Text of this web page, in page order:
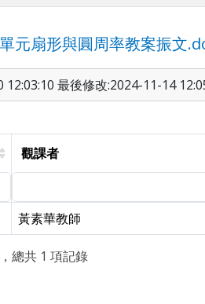
元扇形與圓周率教案振文
最後修改:2024-11-14
觀課者
黃素華教師
總共 1 項記錄